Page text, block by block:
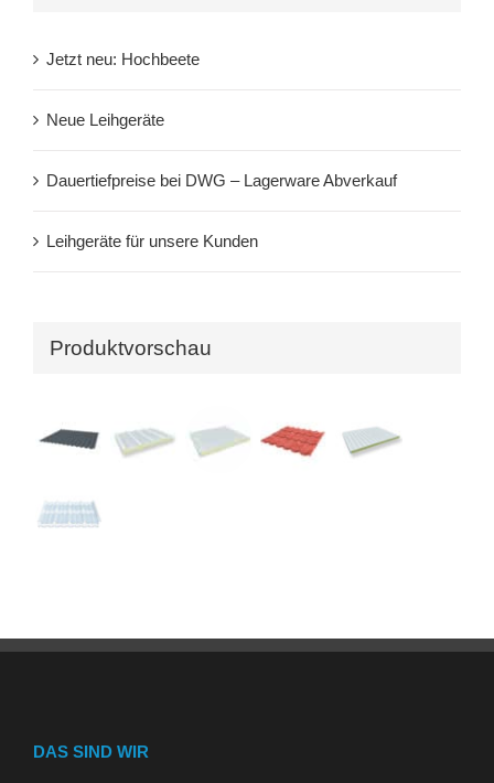
Jetzt neu: Hochbeete
Neue Leihgeräte
Dauertiefpreise bei DWG – Lagerware Abverkauf
Leihgeräte für unsere Kunden
Produktvorschau
DAS SIND WIR